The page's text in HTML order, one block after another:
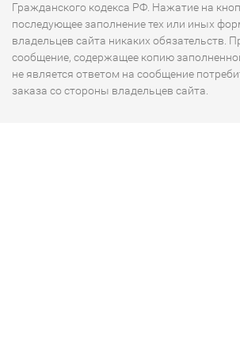
Гражданского кодекса РФ. Нажатие на
последующее заполнение тех или иных
владельцев сайта никаких обязательств.
сообщение, содержащее копию
не является ответом на сообщение
заказа со стороны владельцев сайта.